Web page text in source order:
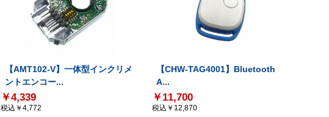
【AMT102-V】一体型インクリメ
ントエンコー...
￥4,339
税込￥4,772
【CHW-TAG4001】Bluetooth
A...
￥11,700
税込￥12,870